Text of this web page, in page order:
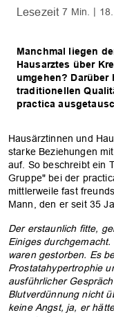
7 Min.
Manchmal liegen
Hausarztes über
umgehen? Darüber
traditionellen
practica
Hausärztinnen und
starke Beziehungen
auf. So beschreibt ein
Gruppe" bei der
mittlerweile fast
Mann, den er seit 35
Der erstaunlich fitte,
Einiges
waren gestorben. Es
Prostatahypertrophie
ausführlicher
Blutverdünnung nicht
keine Angst, ja, er